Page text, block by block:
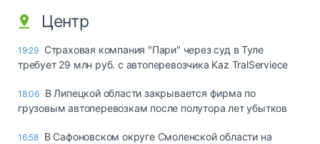
Центр
19:29 Страховая компания "Пари" через суд в Туле
требует 29 млн руб. с автоперевозчика Kaz TralServiece
18:06 В Липецкой области закрывается фирма по
грузовым автоперевозкам после полутора лет убытков
16:58 В Сафоновском округе Смоленской области на